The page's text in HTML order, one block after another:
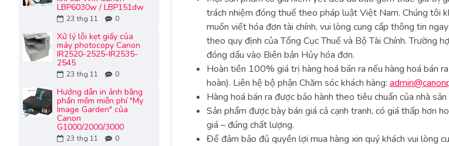
LBP6030w / LBP151dw
23 thg 11 0
Xử lý lỗi kẹt giấy của
máy photocopy Canon
IR2520-2525-IR2535-
2545
23 thg 11 0
Hướng dẫn in ảnh bằng
phần mềm miễn phí "My
Image Garden" của
Canon
G1000/2000/3000
23 thg 11 0
trách nhiệm đóng thuế theo pháp luật Việt Nam. Chúng tôi
muốn viết hóa đơn tài chính, vui lòng cung cấp thông tin
theo quy định của Tổng Cục Thuế và Bộ Tài Chính. Trường
đóng dấu vào Biên bản Hủy hóa đơn.
Hoàn tiền 100% giá trị hàng hoá bán ra nếu hàng hoá bán
hoàn). Liên hệ bộ phận Chăm sóc khách hàng:
Hàng hoá bán ra được bảo hành theo tiêu chuẩn của nhà sản
Sản phẩm được bày bán giá cả cạnh tranh, có giá thấp hơn
giá – đúng chất lượng.
Để đảm bảo đủ quyền lợi mua hàng xin quý khách vui lòng